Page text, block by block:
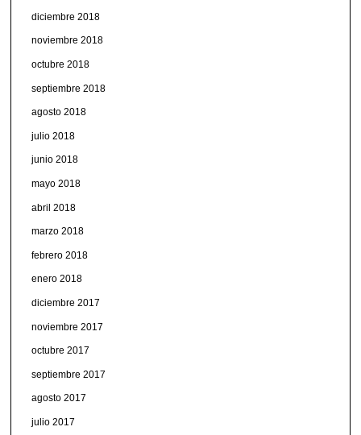
diciembre 2018
noviembre 2018
octubre 2018
septiembre 2018
agosto 2018
julio 2018
junio 2018
mayo 2018
abril 2018
marzo 2018
febrero 2018
enero 2018
diciembre 2017
noviembre 2017
octubre 2017
septiembre 2017
agosto 2017
julio 2017